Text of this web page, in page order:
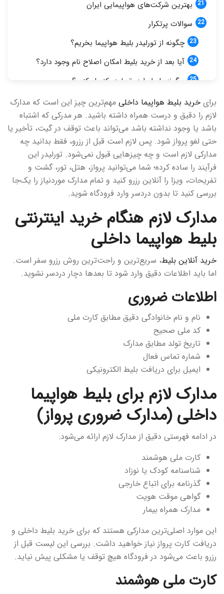
بهترین شرکت‌های هواپیمایی ایران
سوالات پرتکرار
چگونه از تورلیدر بلیط هواپیما بخریم؟
آیا بعد از خرید بلیط امکان اصلاح نام وجود دارد؟
چگونه بلیط را در تورلیدر کنسل کنیم؟
چطور در تورلیدر بلیط ارزان‌قیمت پیدا کنیم؟
تفاوت بلیط سیستمی و چارتری چیست؟
برای پرواز داخلی چه مدارکی لازم است؟
نرخ بلیط کودک و نوزاد چگونه محاسبه می‌شود؟
اگر بلیط به ایمیلم نرسید چه کار کنم؟
نتیجه‌گیری
برای خرید بلیط هواپیما داخلی مهم‌ترین چیز این است که مدارک
لازم را دقیق و درست همراه داشته باشید. هر مدرکی که اشتباه
باشد یا وجود نداشته باشد می‌تواند باعث توقف در گیت، تأخیر یا
حتی لغو پرواز شود. پس لازم است قبل از رزرو، فقط بدانید چه
مدارکی لازم است و چه چیزهایی قبول نمی‌شود. تورلیدر این
فرآیند را ساده کرده؛ شما می‌توانید پرواز، هتل، تور، گشت و
تفریحات، ویزا را آنلاین رزرو کنید و تمام مدارک موردنیاز را یک‌جا
بررسی کنید تا بدون دردسر وارد فرودگاه شوید.
مدارک لازم هنگام خرید اینترنتی
بلیط هواپیما داخلی
خرید آنلاین بلیط، سریع‌ترین و راحت‌ترین روش رزرو سفر است.
اما باید اطلاعات دقیق وارد شود تا بعدها دچار دردسر نشوید.
اطلاعات ضروری
نام و نام خانوادگی دقیق مطابق کارت ملی
کد ملی صحیح
تاریخ تولد مطابق مدارک
شماره تماس فعال
ایمیل برای دریافت بلیط الکترونیکی
مدارک لازم برای بلیط هواپیما
داخلی (مدارک ضروری پرواز)
در ادامه فهرستی دقیق از مدارک لازم ارائه می‌شود:
کارت ملی هوشمند
شناسنامه کودک یا نوزاد
گذرنامه برای اتباع خارجی
گواهی موقت هویت
مدارک همراه بیمار
این موارد اصلی‌ترین مدارکی هستند که برای خرید بلیط داخلی و
دریافت کارت پرواز نیاز خواهید داشت. بررسی این لیست قبل از
رزرو باعث می‌شود در فرودگاه هیچ توقف یا مشکلی پیش نیاید.
کارت ملی هوشمند